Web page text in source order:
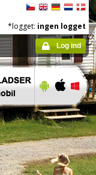
*logget: ingen logget
Log ind